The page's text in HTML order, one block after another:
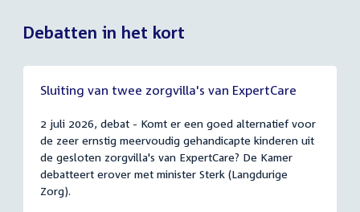
Debatten in het kort
Sluiting van twee zorgvilla's van ExpertCare
2 juli 2026, debat - Komt er een goed alternatief voor
de zeer ernstig meervoudig gehandicapte kinderen uit
de gesloten zorgvilla's van ExpertCare? De Kamer
debatteert erover met minister Sterk (Langdurige
Zorg).